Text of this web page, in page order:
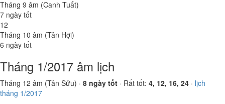
Tháng 9 âm (Canh Tuất)
7 ngày tốt
12
Tháng 10 âm (Tân Hợi)
6 ngày tốt
Tháng 1/2017 âm lịch
Tháng 12 âm (Tân Sửu) · 8 ngày tốt · Rất tốt: 4, 12, 16, 24 · lịch
tháng 1/2017